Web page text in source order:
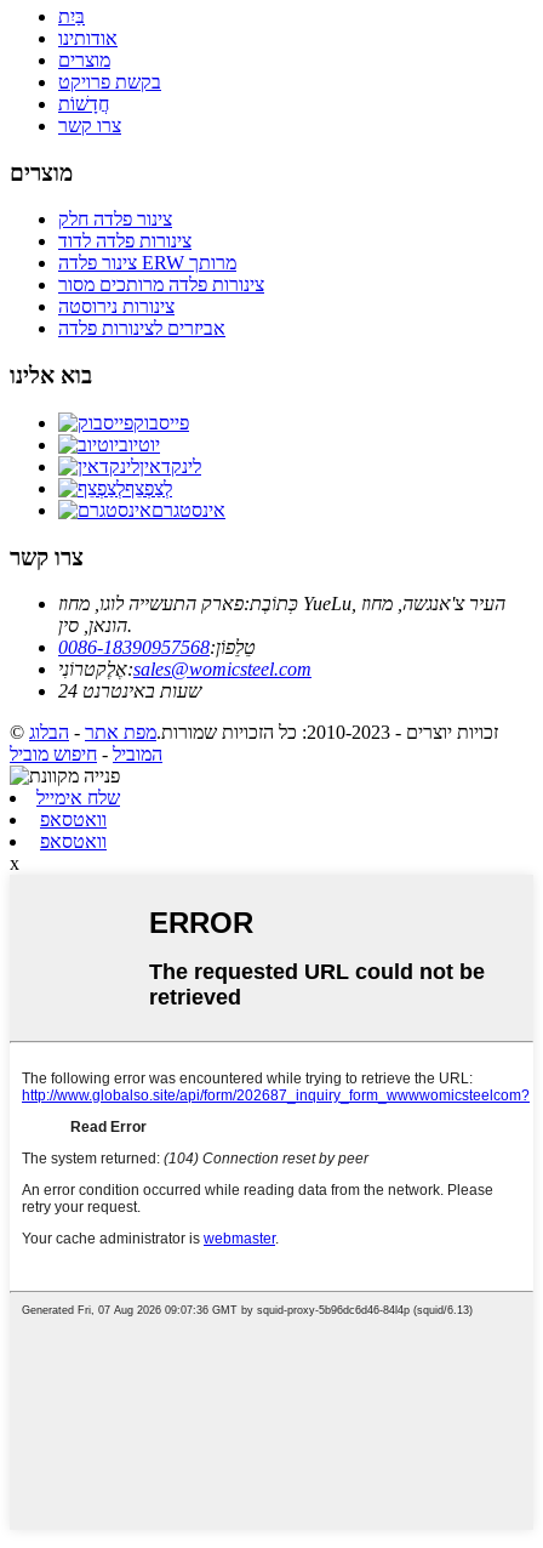
בַּיִת
אודותינו
מוצרים
בקשת פרויקט
חֲדָשׁוֹת
צרו קשר
מוצרים
צינור פלדה חלק
צינורות פלדה לדוד
צינור פלדה ERW מרותך
צינורות פלדה מרותכים מסור
צינורות נירוסטה
אביזרים לצינורות פלדה
בוא אלינו
פייסבוק
יוטיוב
לינקדאין
לְצַפְצֵף
אינסטגרם
צרו קשר
כְּתוֹבֶת:פארק התעשייה לוגו, מחוז YueLu, העיר צ'אנגשה, מחוז
הונאן, סין.
טֵלֵפוֹן:0086-18390957568
אֶלֶקטרוֹנִי:sales@womicsteel.com
24 שעות באינטרנט
© זכויות יוצרים - 2010-2023: כל הזכויות שמורות.
מפת אתר - הבלוג
המוביל - חיפוש מוביל
שלח אימייל
וואטסאפ
וואטסאפ
x